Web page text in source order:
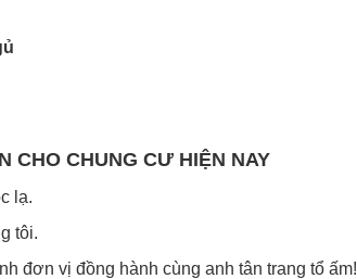
CHO CHUNG CƯ HIỆN NAY
lạ.
tôi.
đơn vị đồng hành cùng anh tân trang tổ ấm!